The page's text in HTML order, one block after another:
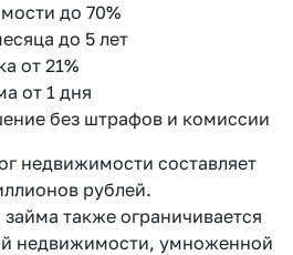
до 70%
до 5 лет
от 21%
от 1 дня
без штрафов и комиссии
недвижимости составляет
рублей.
также ограничивается
недвижимости, умноженной